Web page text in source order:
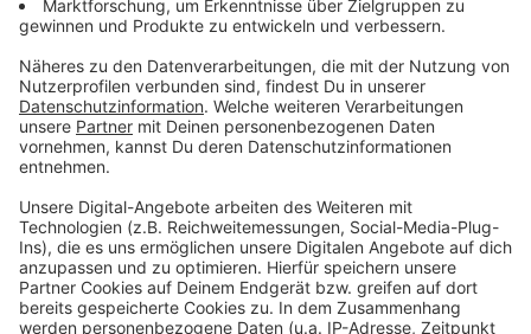
Anzeige
Mann springt in Leverkusen auf Zug auf - bei über 100
km/h
Wupsi startet On-Demand-Verkehr in Leverkusen
Leverkusener Impfstelle in den Luminaden schließt
Anzeige